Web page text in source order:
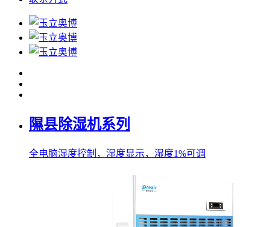
隰县除湿机系列
全电脑湿度控制，湿度显示，湿度1%可调